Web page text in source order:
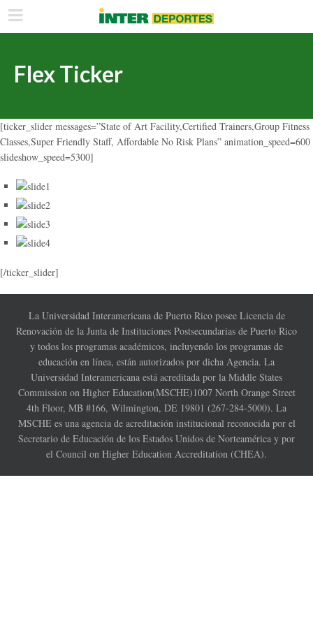
Flex Ticker
[ticker_slider messages=”State of Art Facility,Certified Trainers,Group Fitness
Classes,Super Friendly Staff, Affordable No Risk Plans” animation_speed=600
slideshow_speed=5300]
[/ticker_slider]
La Universidad Interamericana de Puerto Rico posee Licencia de
Renovación de la Junta de Instituciones Postsecundarias de Puerto Rico
y todos los programas académicos, incluyendo los programas de
educación en línea, están autorizados por dicha Agencia. La
Universidad Interamericana está acreditada por la Middle States
Commission on Higher Education(MSCHE)1007 North Orange Street
4th Floor, MB #166, Wilmington, DE 19801 (267-284-5000). La
MSCHE es una agencia de acreditación institucional reconocida por el
Secretario de Educación de los Estados Unidos de Norteamérica y por
el Council on Higher Education Accreditation (CHEA).